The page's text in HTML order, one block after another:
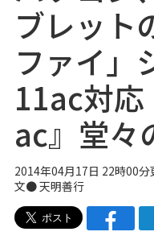
ブレット
ファイ」
11ac対
ac』堂々
2014年04月17日 22時00分
文● 天明善行